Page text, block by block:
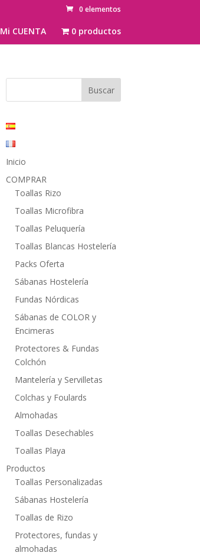
0 elementos
Mi CUENTA 0 productos
Inicio
COMPRAR
Toallas Rizo
Toallas Microfibra
Toallas Peluquería
Toallas Blancas Hostelería
Packs Oferta
Sábanas Hostelería
Fundas Nórdicas
Sábanas de COLOR y
Encimeras
Protectores & Fundas
Colchón
Mantelería y Servilletas
Colchas y Foulards
Almohadas
Toallas Desechables
Toallas Playa
Productos
Toallas Personalizadas
Sábanas Hostelería
Toallas de Rizo
Protectores, fundas y
almohadas